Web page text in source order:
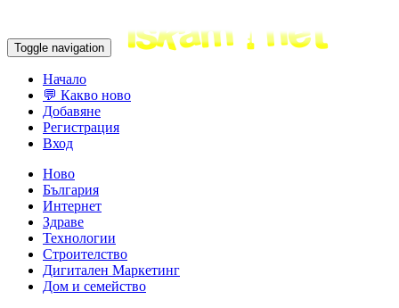
Toggle navigation
Начало
💬 Какво ново
Добавяне
Регистрация
Вход
Ново
България
Интернет
Здраве
Технологии
Строителство
Дигитален Маркетинг
Дом и семейство